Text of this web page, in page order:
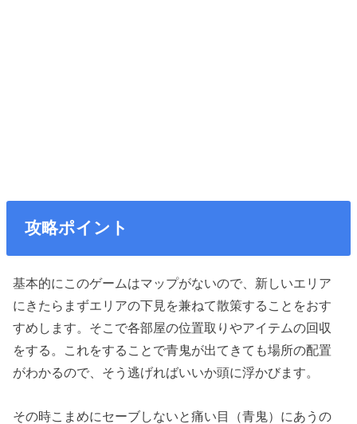
攻略ポイント
基本的にこのゲームはマップがないので、新しいエリア
にきたらまずエリアの下見を兼ねて散策することをおす
すめします。そこで各部屋の位置取りやアイテムの回収
をする。これをすることで青鬼が出てきても場所の配置
がわかるので、そう逃げればいいか頭に浮かびます。
その時こまめにセーブしないと痛い目（青鬼）にあうの